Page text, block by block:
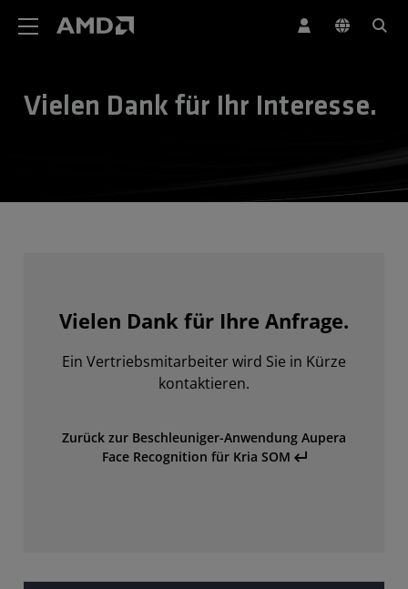
Vielen Dank für Ihr Interesse.
Vielen Dank für Ihre Anfrage.
Ein Vertriebsmitarbeiter wird Sie in Kürze
kontaktieren.
Zurück zur Beschleuniger-Anwendung Aupera
Face Recognition für Kria SOM